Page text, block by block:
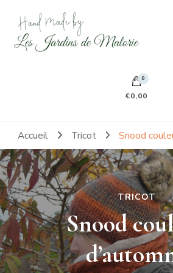
Hand made by Les Jardins de
100% frileuse 100% fait main 100% tout
0
€0,00
Accueil Tricot Snood
TRICOT
Snood